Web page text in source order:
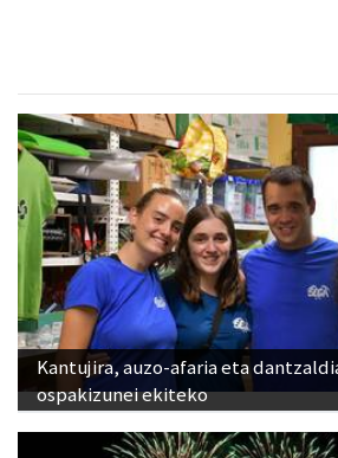
Kantujira, auzo-afaria eta
ospakizunei ekiteko